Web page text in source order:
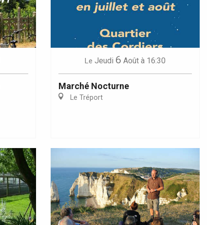
Le Jeudi 6 Août à 16:30
Marché Nocturne
Le Tréport